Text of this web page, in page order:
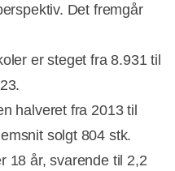
Det fremgår
er steget fra 8.931 til
halveret fra 2013 til
solgt 804 stk.
18 år, svarende til 2,2